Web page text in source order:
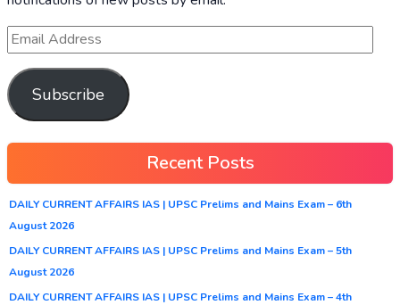
Subscribe
Recent Posts
DAILY CURRENT AFFAIRS IAS | UPSC Prelims and Mains Exam – 6th
August 2026
DAILY CURRENT AFFAIRS IAS | UPSC Prelims and Mains Exam – 5th
August 2026
DAILY CURRENT AFFAIRS IAS | UPSC Prelims and Mains Exam – 4th